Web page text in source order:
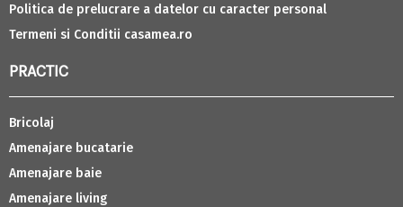
Politica de prelucrare a datelor cu caracter personal
Termeni si Conditii casamea.ro
PRACTIC
Bricolaj
Amenajare bucatarie
Amenajare baie
Amenajare living